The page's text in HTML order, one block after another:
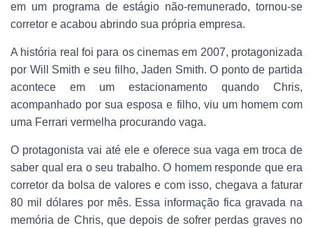
em um programa de estágio não-remunerado, tornou-se
corretor e acabou abrindo sua própria empresa.
A história real foi para os cinemas em 2007, protagonizada
por Will Smith e seu filho, Jaden Smith. O ponto de partida
acontece em um estacionamento quando Chris,
acompanhado por sua esposa e filho, viu um homem com
uma Ferrari vermelha procurando vaga.
O protagonista vai até ele e oferece sua vaga em troca de
saber qual era o seu trabalho. O homem responde que era
corretor da bolsa de valores e com isso, chegava a faturar
80 mil dólares por mês. Essa informação fica gravada na
memória de Chris, que depois de sofrer perdas graves no